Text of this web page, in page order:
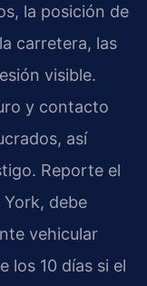
la posición de
carretera, las
visible.
y contacto
así
Reporte el
debe
vehicular
los 10 días si el